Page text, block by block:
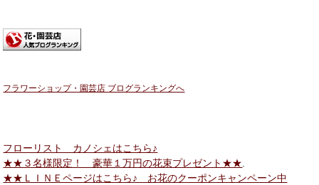
フラワーショップ・園芸店 ブログランキングへ
フローリスト カノシェはこちら♪
★★３名様限定！ 豪華１万円の花束プレゼント★★.
★★ＬＩＮＥページはこちら♪ お花のクーポンキャンペーン中